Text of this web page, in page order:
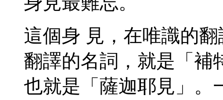
這個身 見，在唯識的
翻譯的名詞，就是「
也就是「薩迦耶見」。